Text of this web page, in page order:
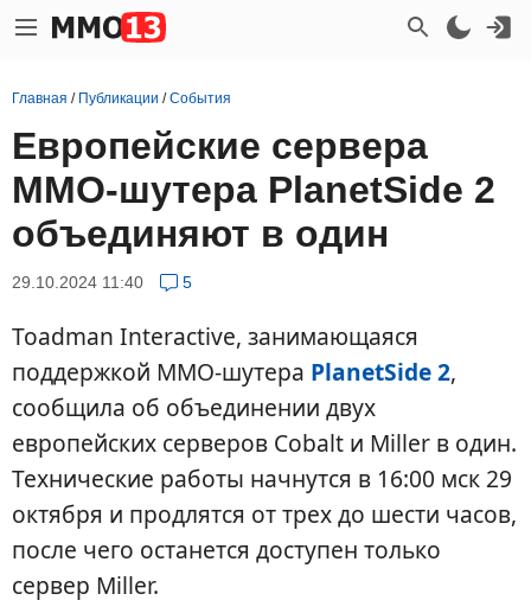
Главная / Публикации /События
Европейские сервера
MMO-шутера PlanetSide 2
объединяют в один
29.10.2024 11:40 5
Toadman Interactive, занимающаяся
поддержкой MMO-шутера PlanetSide 2,
сообщила об объединении двух
европейских серверов Cobalt и Miller в один.
Технические работы начнутся в 16:00 мск 29
октября и продлятся от трех до шести часов,
после чего останется доступен только
сервер Miller.